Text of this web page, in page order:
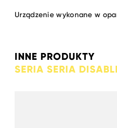
Urządzenie wykonane w
INNE PRODUKTY
SERIA SERIA